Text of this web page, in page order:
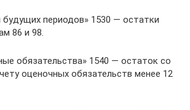
периодов» 1530 — остатки
86 и 98.
обязательства» 1540 — остаток со
оценочных обязательств менее 12